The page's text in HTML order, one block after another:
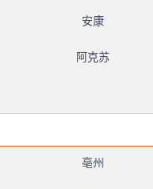
安康
阿克苏
亳州